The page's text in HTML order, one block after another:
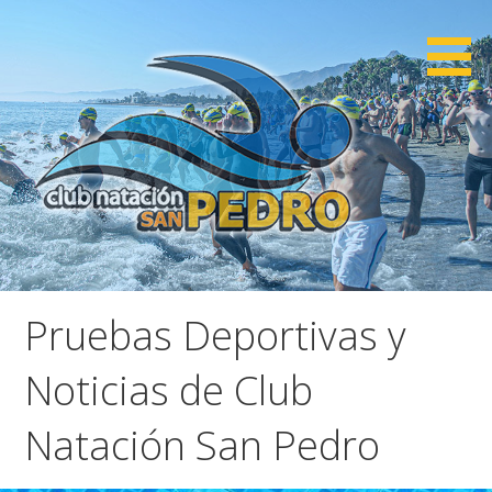
Club Natación San Pedro
CNSP
Pruebas Deportivas y
Noticias de Club
Natación San Pedro